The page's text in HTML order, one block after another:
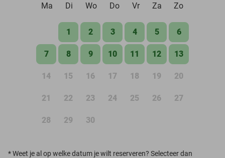
Ma
Di Wo Do Vr Za Zo
1 2 3 4 5 6
7 8 9 10 11 12 13
14 15 16 17 18 19 20
21 22 23 24 25 26 27
28 29 30
*Weet je al op welke datum je wilt reserveren? Selecteer dan